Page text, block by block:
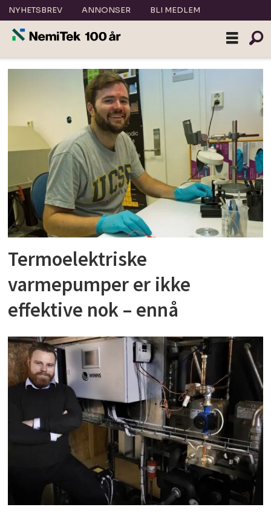
NYHETSBREV ANNONSER BLI MEDLEM
Tag:
varmepumpen
Termoelektriske
varmepumper er ikke
effektive nok – ennå